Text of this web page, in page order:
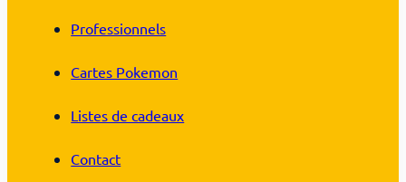
Professionnels
Cartes Pokemon
Listes de cadeaux
Contact